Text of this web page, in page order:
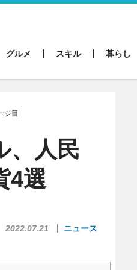
グルメ スキル 暮らし
ジ目
、人民
4選
2022.07.21 ニュース